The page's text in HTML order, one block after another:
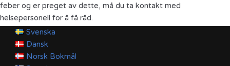
feber og er preget av dette, må du ta kontakt med
helsepersonell for å få råd.
Svenska
Dansk
Norsk Bokmål